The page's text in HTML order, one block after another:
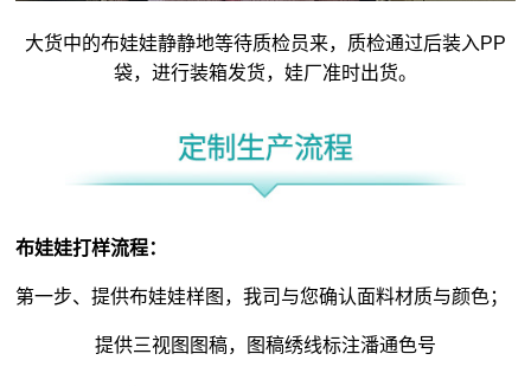
大货中的布娃娃静静地等待质检员来，质检通过后装入PP
袋，进行装箱发货，娃厂准时出货。
布娃娃打样流程：
第一步、提供布娃娃样图，我司与您确认面料材质与颜色；
提供三视图图稿，图稿绣线标注潘通色号